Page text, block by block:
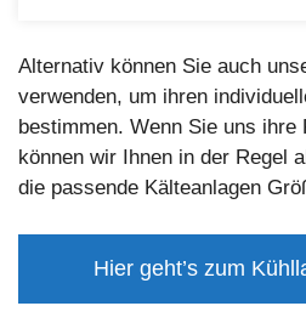
Alternativ können Sie auch
verwenden, um ihren
bestimmen. Wenn Sie uns ihre
können wir Ihnen in der Regel
die passende Kälteanlagen
Hier geht’s zum